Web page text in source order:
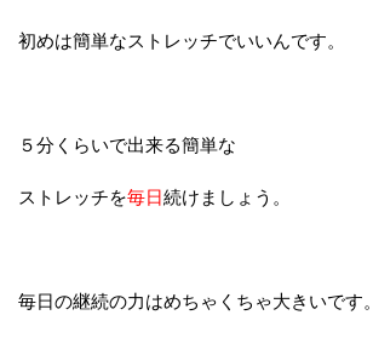
初めは簡単なストレッチでいいんです。
５分くらいで出来る簡単な
ストレッチを毎日続けましょう。
毎日の継続の力はめちゃくちゃ大きいです。